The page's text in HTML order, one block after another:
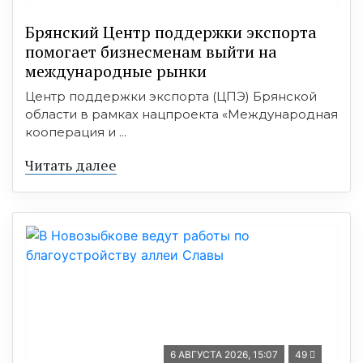
Брянский Центр поддержки экспорта
помогает бизнесменам выйти на
международные рынки
Центр поддержки экспорта (ЦПЭ) Брянской
области в рамках нацпроекта «Международная
кооперация и ...
Читать далее
6 АВГУСТА 2026, 15:07 49